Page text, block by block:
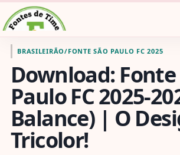
Pular para o conteúdo
Ir para a página inicial de Fontes de Time
BRASILEIRÃO/FONTE SÃO PAULO FC 2025
Download: Fonte
Paulo FC 2025-
Balance) | O
Tricolor!